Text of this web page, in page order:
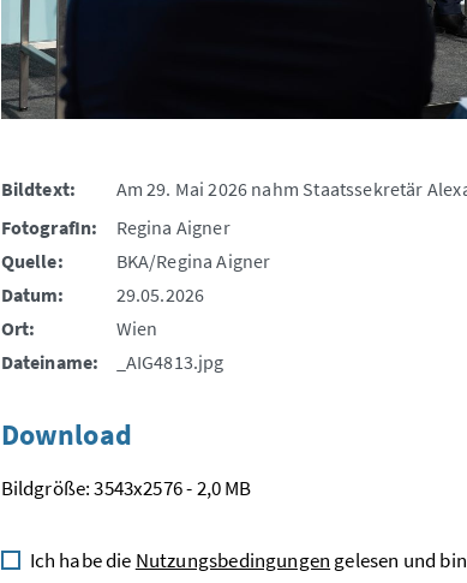
Bildtext:
Am 29. Mai 2026 nahm Staatssekretär
FotografIn:
Regina Aigner
Quelle:
BKA/Regina Aigner
Datum:
29.05.2026
Ort:
Wien
Dateiname:
_AIG4813.jpg
Download
Bildgröße: 3543x2576 - 2,0 MB
Ich habe die Nutzungsbedingungen gelesen und